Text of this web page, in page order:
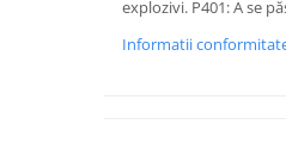
explozivi. P401: A se
Informatii